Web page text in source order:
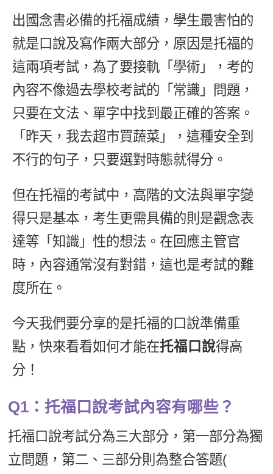
情境閱讀
英文文法技巧
英文寫作
Cengage TED Talks
CNN聽力強化
新聞英文
西班牙語
外語即時通
兒童美語
企業訓練
點讀筆教材
數位學習教材
出國念書必備的托福成績，學生最害怕的
就是口說及寫作兩大部分，原因是托福的
這兩項考試，為了要接軌「學術」，考的
內容不像過去學校考試的「常識」問題，
只要在文法、單字中找到最正確的答案。
「昨天，我去超市買蔬菜」，這種安全到
不行的句子，只要選對時態就得分。
但在托福的考試中，高階的文法與單字變
得只是基本，考生更需具備的則是觀念表
達等「知識」性的想法。在回應主管官
時，內容通常沒有對錯，這也是考試的難
度所在。
今天我們要分享的是托福的口說準備重
點，快來看看如何才能在托福口說得高
分！
Q1：托福口說考試內容有哪些？
托福口說考試分為三大部分，第一部分為獨
立問題，第二、三部分則為整合答題(